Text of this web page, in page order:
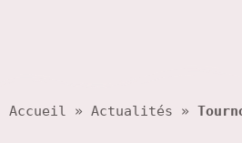
Accueil » Actualités »